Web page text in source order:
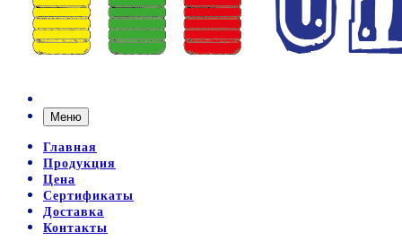
Меню
Главная
Продукция
Цена
Сертификаты
Доставка
Контакты